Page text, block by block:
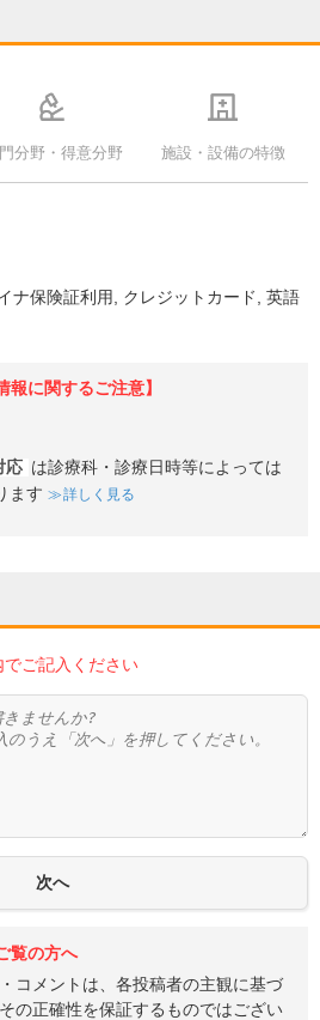
分野・得意分野 施設・設備の特徴
ナ保険証利用 クレジットカード
英語
報に関するご注意】
応 は診療科・診療日時等によっては
ます
詳しく見る
ご記入ください
覧の方へ
コメントは、各投稿者の主観に基づ
の正確性を保証するものではござい